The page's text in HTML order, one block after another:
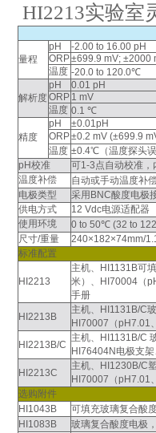
HI2213实验室
量程
pH
-2.00 to 16.00 pH
ORP±699.9 mV; ±2000
温度 -20.0 to 120.0℃
解析度
pH
0.01 pH
ORP 1 mV
温度 0.1 ℃
精度
pH
±0.01pH
ORP±0.2 mV (±699.9
温度 ±0.4℃（温度探头
pH校准
可1-3点自动校准
温度补偿
自动或手动温度补
电极类型
采用BNC酸度电极
供电方式
12 Vdc电源适配器
使用环境
0 to 50℃ (32 to
尺寸/重量
240×182×74mm/
标准配置
HI2213
主机、HI1131B可
米）、HI70004（
手册
HI2213B
主机、HI1131B/C
HI70007（pH7.01
HI2213B/C
主机、HI1131B/C
HI76404N电极支
HI2213C
主机、HI1230B/C
HI70007（pH7.01
选购附件
HI1043B
可填充玻璃复合酸
HI1083B
玻璃复合酸度电极